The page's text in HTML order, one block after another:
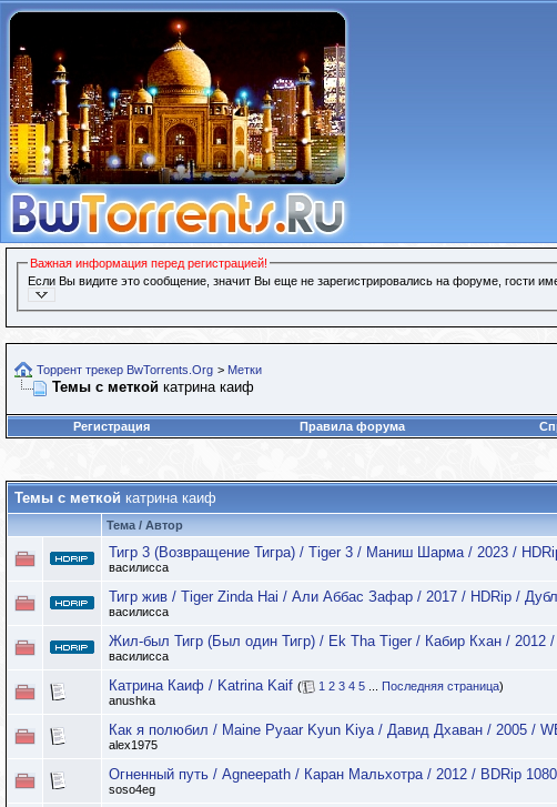
Важная информация перед регистрацией!
Если Вы видите это сообщение, значит Вы еще не зарегистрировались на форуме, гости
Торрент трекер BwTorrents.Org > Метки
Темы с меткой катрина каиф
Регистрация
Правила форума
Темы с меткой катрина каиф
Тема / Автор
Тигр 3 (Возвращение Тигра) / Tiger 3 / Маниш Шарма / 2023 /
василисса
Тигр жив / Tiger Zinda Hai / Али Аббас Зафар / 2017 / HDRip /
василисса
Жил-был Тигр (Был один Тигр) / Ek Tha Tiger / Кабир Кхан / 2012
василисса
Катрина Каиф / Katrina Kaif ( 1 2 3 4 5 Последняя страница)
anushka
Как я полюбил / Maine Pyaar Kyun Kiya / Давид Дхаван / 2005 /
alex1975
Огненный путь / Agneepath / Каран Мальхотра / 2012 / BDRip
soso4eg